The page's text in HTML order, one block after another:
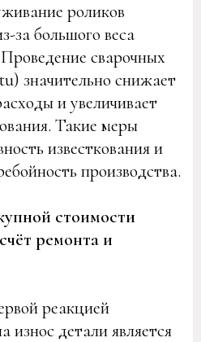
роликов
за большого веса
сварочных
значительно снижает
и увеличивает
Такие меры
известкования и
производства.
стоимости
ремонта и
реакцией
детали является